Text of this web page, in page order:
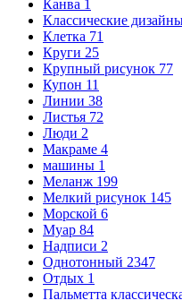
Канва 1
Классические
Клетка 71
Круги 25
Крупный рисунок 77
Купон 11
Линии 38
Листья 72
Люди 2
Макраме 4
машины 1
Меланж 199
Мелкий рисунок 145
Морской 6
Муар 84
Надписи 2
Однотонный 2347
Отдых 1
Пальметта